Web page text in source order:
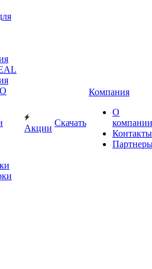
Акции
Скачать
Компания
О
компании
Контакты